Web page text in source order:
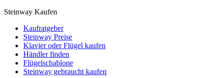
Steinway Kaufen
Kaufratgeber
Steinway Preise
Klavier oder Flügel kaufen
Händler finden
Flügelschablone
Steinway gebraucht kaufen